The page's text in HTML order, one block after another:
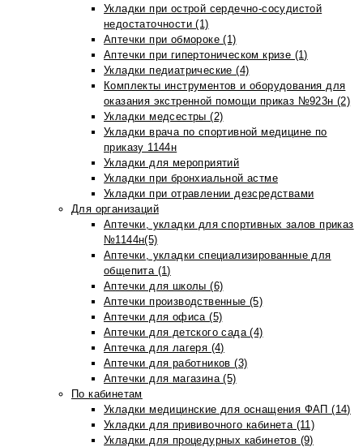
Укладки при острой сердечно-сосудистой
недостаточности (1)
Аптечки при обмороке (1)
Аптечки при гипертоническом кризе (1)
Укладки педиатрические (4)
Комплекты инструментов и оборудования для
оказания экстренной помощи приказ №923н (2)
Укладки медсестры (2)
Укладки врача по спортивной медицине по
приказу 1144н
Укладки для мероприятий
Укладки при бронхиальной астме
Укладки при отравлении дезсредствами
Для организаций
Аптечки, укладки для спортивных залов приказ
№1144н(5)
Аптечки, укладки специализированные для
общепита (1)
Аптечки для школы (6)
Аптечки производственные (5)
Аптечки для офиса (5)
Аптечки для детского сада (4)
Аптечка для лагеря (4)
Аптечки для работников (3)
Аптечки для магазина (5)
По кабинетам
Укладки медицинские для оснащения ФАП (14)
Укладки для прививочного кабинета (11)
Укладки для процедурных кабинетов (9)